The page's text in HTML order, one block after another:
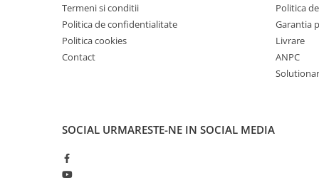
Dispozitiv de testare
Indicatoare înălțime
Indicator cadran / Baze magnetice
Palpatoare margine
Placi de granit de suprafață
Termeni si conditii
Politica de confidentialitate
Politica cookies
Contact
Politica
Garantia
Livrare
ANPC
SOCIAL URMARESTE-NE IN SOCIAL MEDIA